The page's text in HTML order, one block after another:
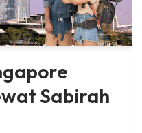
Sabirah